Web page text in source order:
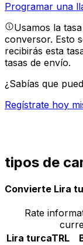
Programar una
Usamos la
conversor. Esto
recibirás esta
tasas de envío.
¿Sabías que
Regístrate hoy
tipos de
Convierte Lira
Rate
Lira turcaTRL